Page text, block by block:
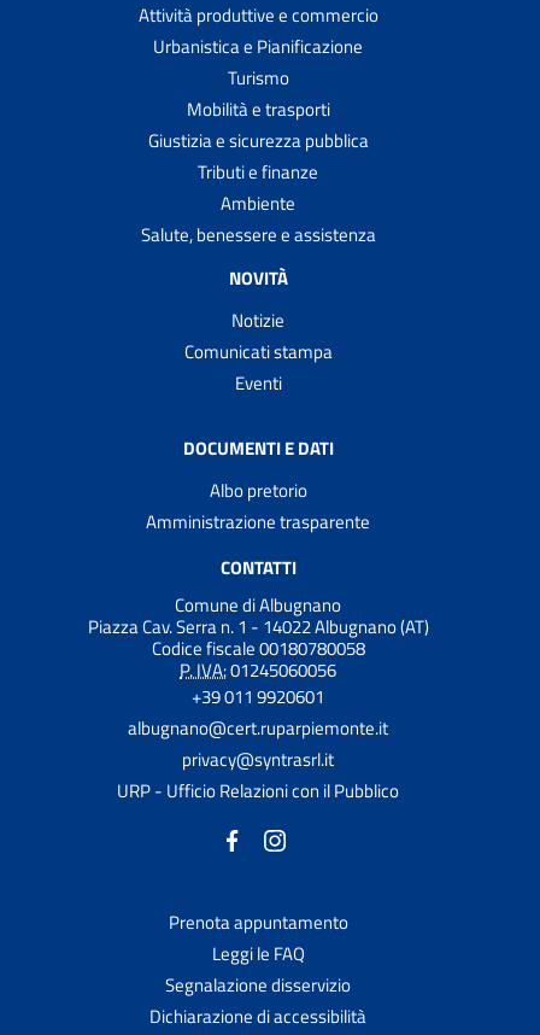
Attività produttive e commercio
Urbanistica e Pianificazione
Turismo
Mobilità e trasporti
Giustizia e sicurezza pubblica
Tributi e finanze
Ambiente
Salute, benessere e assistenza
NOVITÀ
Notizie
Comunicati stampa
Eventi
DOCUMENTI E DATI
Albo pretorio
Amministrazione trasparente
CONTATTI
Comune di Albugnano
Piazza Cav. Serra n. 1 - 14022 Albugnano (AT)
Codice fiscale 00180780058
P. IVA:01245060056
+39 011 9920601
albugnano@cert.ruparpiemonte.it
privacy@syntrasrl.it
URP - Ufficio Relazioni con il Pubblico
Prenota appuntamento
Leggi le FAQ
Segnalazione disservizio
Dichiarazione di accessibilità